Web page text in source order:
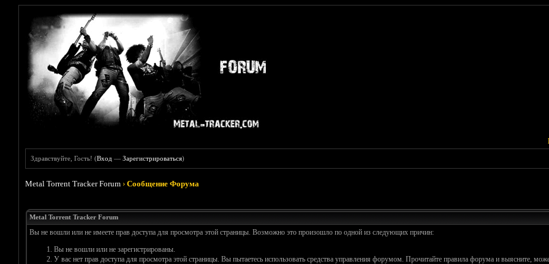
Здравствуйте, Гость! (Вход —Зарегистрироваться)
Metal Torrent Tracker Forum ›Сообщение Форума
Metal Torrent Tracker Forum
Вы не вошли или не имеете прав доступа для просмотра этой страницы. Возможно это произошло по одной из следующих причин:
Вы не вошли или не зарегистрированы.
У вас нет прав доступа для просмотра этой страницы. Вы пытаетесь использовать средства управления форумом. Прочитайте правила форума и выясните,